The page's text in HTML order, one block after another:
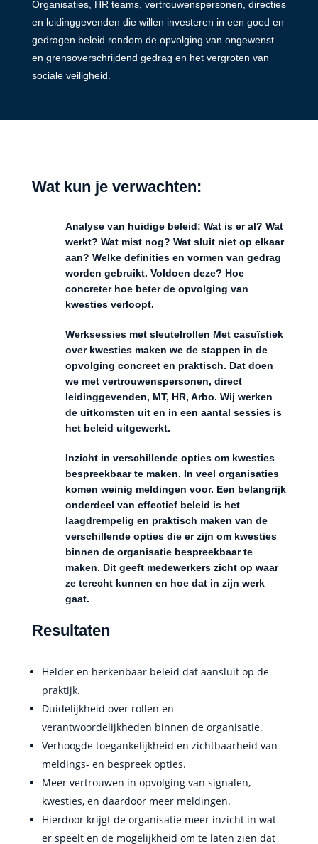
Organisaties, HR teams, vertrouwenspersonen, directies
en leidinggevenden die willen investeren in een goed en
gedragen beleid rondom de opvolging van ongewenst
en grensoverschrijdend gedrag en het vergroten van
sociale veiligheid.
Wat kun je verwachten:
Analyse van huidige beleid: Wat is er al? Wat
werkt? Wat mist nog? Wat sluit niet op elkaar
aan? Welke definities en vormen van gedrag
worden gebruikt. Voldoen deze? Hoe
concreter hoe beter de opvolging van
kwesties verloopt.
Werksessies met sleutelrollen Met casuïstiek
over kwesties maken we de stappen in de
opvolging concreet en praktisch. Dat doen
we met vertrouwenspersonen, direct
leidinggevenden, MT, HR, Arbo. Wij werken
de uitkomsten uit en in een aantal sessies is
het beleid uitgewerkt.
Inzicht in verschillende opties om kwesties
bespreekbaar te maken. In veel organisaties
komen weinig meldingen voor. Een belangrijk
onderdeel van effectief beleid is het
laagdrempelig en praktisch maken van de
verschillende opties die er zijn om kwesties
binnen de organisatie bespreekbaar te
maken. Dit geeft medewerkers zicht op waar
ze terecht kunnen en hoe dat in zijn werk
gaat.
Resultaten
Helder en herkenbaar beleid dat aansluit op de
praktijk.
Duidelijkheid over rollen en
verantwoordelijkheden binnen de organisatie.
Verhoogde toegankelijkheid en zichtbaarheid van
meldings- en bespreek opties.
Meer vertrouwen in opvolging van signalen,
kwesties, en daardoor meer meldingen.
Hierdoor krijgt de organisatie meer inzicht in wat
er speelt en de mogelijkheid om te laten zien dat